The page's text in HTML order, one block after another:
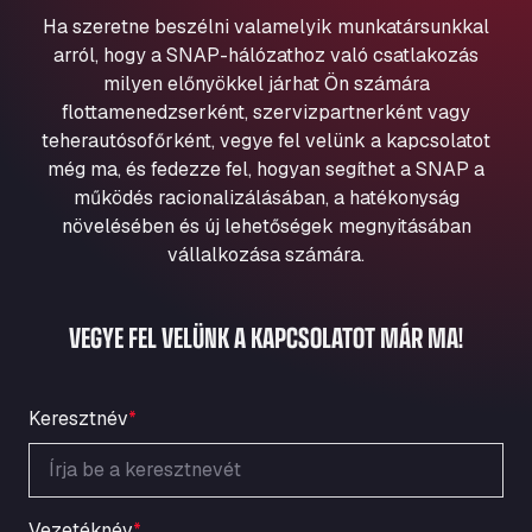
Aqua Ariva GmbH
Marie-Curie-Straße 24, 68219
Aral Autohof Bockel
An der Autobahn 1, 27404
ARAL Autohof Bockenem
Oppelner Str. 1, 31167
ARAL Autohof Merklingen
Nellinger Str. 24, 89188
ARAL Autohof Preis
ARAL Tankstelle - XXL Truckwash.de
GmbH
Ardleigh South Services
a120 westbound, CO77SL
Area 47 Hermanos Rico
Ha szeretne beszélni valamelyik munkatársunkkal
arról, hogy a SNAP-hálózathoz való csatlakozás
milyen előnyökkel járhat Ön számára
flottamenedzserként, szervizpartnerként vagy
teherautósofőrként, vegye fel velünk a kapcsolatot
még ma, és fedezze fel, hogyan segíthet a SNAP a
működés racionalizálásában, a hatékonyság
növelésében és új lehetőségek megnyitásában
vállalkozása számára.
VEGYE FEL VELÜNK A KAPCSOLATOT MÁR MA!
Keresztnév*